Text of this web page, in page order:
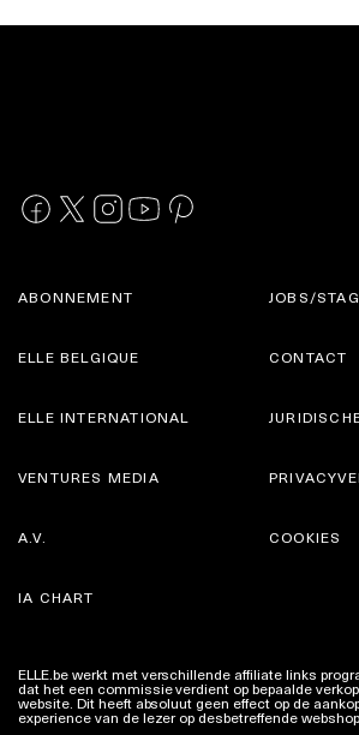
ABONNEMENT
ELLE BELGIQUE
JOBS/
CONTACT
ELLE INTERNATIONAL
VENTURES MEDIA
A.V.
IA CHART
COOKIES
ELLE.be werkt met verschillende affiliate links
dat het een commissie verdient op bepaalde
website. Dit heeft absoluut geen effect op de
experience van de lezer op desbetreffende